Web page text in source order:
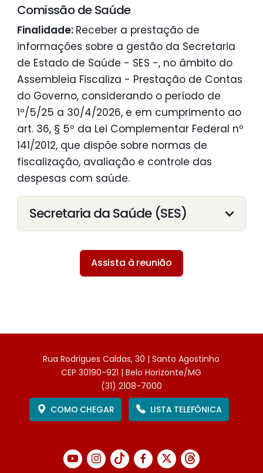
Comissão de Saúde
Finalidade: Receber a prestação de
informações sobre a gestão da Secretaria
de Estado de Saúde - SES -, no âmbito do
Assembleia Fiscaliza - Prestação de Contas
do Governo, considerando o período de
1º/5/25 a 30/4/2026, e em cumprimento ao
art. 36, § 5º da Lei Complementar Federal nº
141/2012, que dispõe sobre normas de
fiscalização, avaliação e controle das
despesas com saúde.
Secretaria da Saúde (SES)
Assista à reunião
Rua Rodrigues Caldas, 30 | Santo Agostinho
CEP 30190-921 | Belo Horizonte/MG
(31) 2108-7000
COMO CHEGAR
LISTA TELEFÔNICA